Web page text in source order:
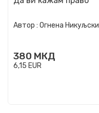
Автор : Огнена Никуљски
380 МКД
6,15 EUR